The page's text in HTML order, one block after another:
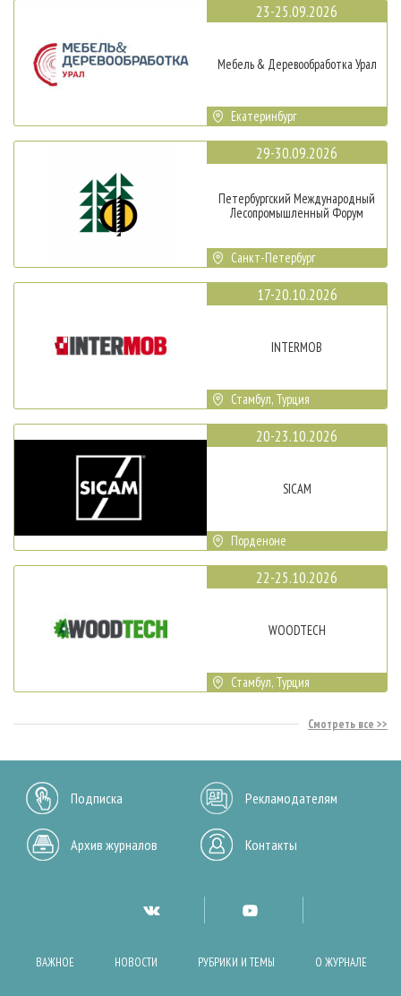
23-25.09.2026
Мебель & Деревообработка Урал
Екатеринбург
29-30.09.2026
Петербургский Международный
Лесопромышленный Форум
Санкт-Петербург
17-20.10.2026
INTERMOB
Стамбул, Турция
20-23.10.2026
SICAM
Порденоне
22-25.10.2026
WOODTECH
Стамбул, Турция
Смотреть все
Подписка Рекламодателям
Архив журналов Контакты
ВАЖНОЕ НОВОСТИ РУБРИКИ И ТЕМЫ О ЖУРНАЛЕ